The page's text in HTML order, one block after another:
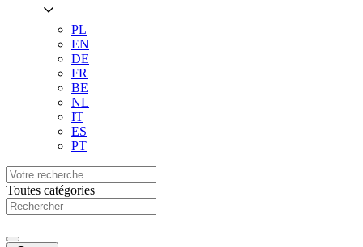
PL
EN
DE
FR
BE
NL
IT
ES
PT
Toutes catégories